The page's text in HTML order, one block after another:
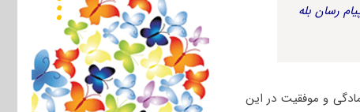
رسان بله
و موفقیت در این